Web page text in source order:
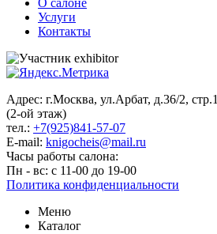
О салоне
Услуги
Контакты
Адрес: г.Москва, ул.Арбат, д.36/2, стр.1
(2-ой этаж)
тел.: +7(925)841-57-07
E-mail: knigocheis@mail.ru
Часы работы салона:
Пн - вс: с 11-00 до 19-00
Политика конфиденциальности
Меню
Каталог